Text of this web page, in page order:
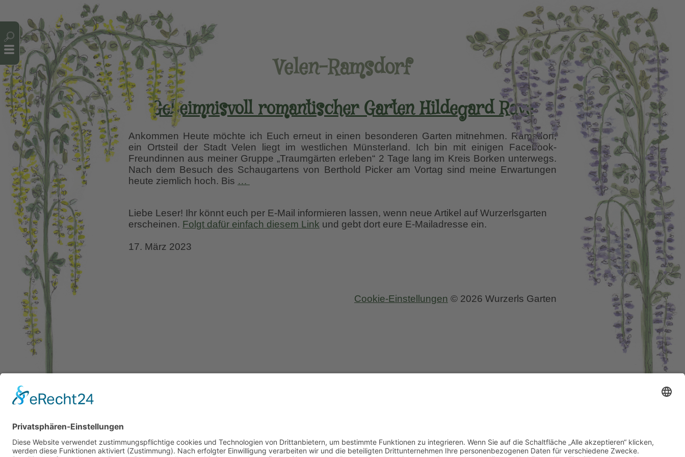
Velen-Ramsdorf
Geheimnisvoll romantischer Garten Hildegard Rave
Ankommen Heute möchte ich Euch erneut in einen besonderen Garten mitnehmen. Ramsdorf,
ein Ortsteil der Stadt Velen liegt im westlichen Münsterland. Ich bin mit einigen Facebook-
Freundinnen aus meiner Gruppe „Traumgärten erleben“ 2 Tage lang im Kreis Borken unterwegs.
Nach dem Besuch des Schaugartens von Berthold Picker am Vortag sind meine Erwartungen
heute ziemlich hoch. Bis …
Hildegard
Rave
Liebe Leser! Ihr könnt euch per E-Mail informieren lassen, wenn neue Artikel auf Wurzerlsgarten
erscheinen. Folgt dafür einfach diesem Link und gebt dort eure E-Mailadresse ein.
17. März 2023
Cookie-Einstellungen © 2026 Wurzerls Garten
Cookie-Einstellungen